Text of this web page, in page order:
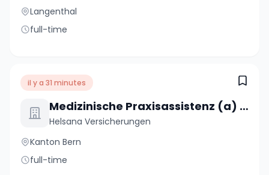
Langenthal
full-time
il y a 31 minutes
Medizinische Praxisassistenz (a) 80%
Helsana Versicherungen
Kanton Bern
full-time